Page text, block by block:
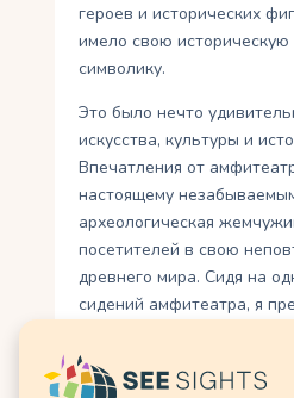
героев и исторических
имело свою историческую
символику.
Это было нечто
искусства, культуры и
Впечатления от
настоящему
археологическая
посетителей в свою
древнего мира. Сидя на
сидений амфитеатра, я
выступлений и
охватывавших это